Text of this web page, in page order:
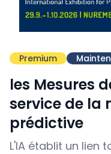
Premium
les Mesures
service de la
prédictive
L'IA établit un lien